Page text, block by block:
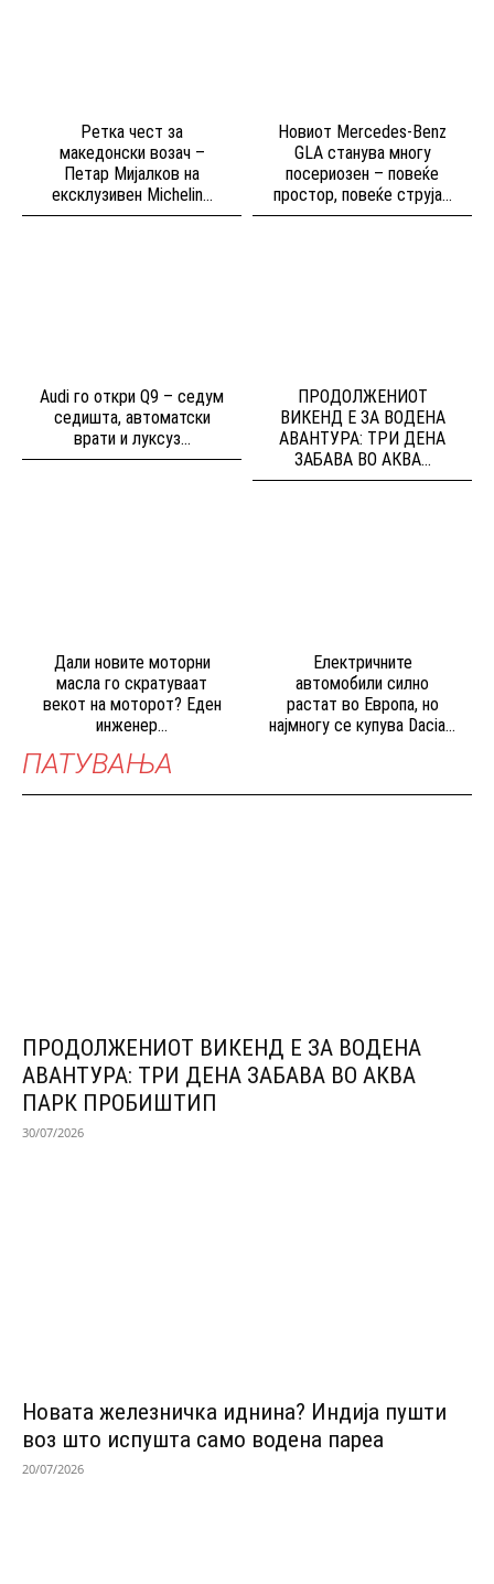
Ретка чест за
македонски возач –
Петар Мијалков на
ексклузивен Michelin...
Новиот Mercedes-Benz
GLA станува многу
посериозен – повеќе
простор, повеќе струја...
Audi го откри Q9 – седум
седишта, автоматски
врати и луксуз...
ПРОДОЛЖЕНИОТ
ВИКЕНД Е ЗА ВОДЕНА
АВАНТУРА: ТРИ ДЕНА
ЗАБАВА ВО АКВА...
Дали новите моторни
масла го скратуваат
векот на моторот? Еден
инженер...
Електричните
автомобили силно
растат во Европа, но
најмногу се купува Dacia...
ПАТУВАЊА
ПРОДОЛЖЕНИОТ ВИКЕНД Е ЗА ВОДЕНА
АВАНТУРА: ТРИ ДЕНА ЗАБАВА ВО АКВА
ПАРК ПРОБИШТИП
30/07/2026
Новата железничка иднина? Индија пушти
воз што испушта само водена пареа
20/07/2026